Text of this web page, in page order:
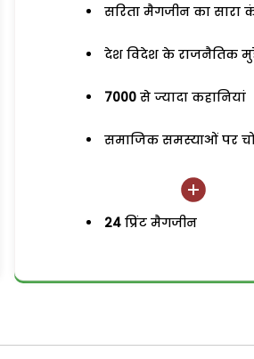
सरिता मैगजीन का सारा
देश विदेश के राजनैतिक
7000 से ज्यादा कहानियां
समाजिक समस्याओं पर
24 प्रिंट मैगजीन